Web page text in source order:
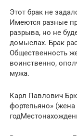
Этот брак не
Имеются разные
разрыва, но не
домыслах. Брак
Общественность
воинственно,
мужа.
Карл Павлович
фортепьяно»